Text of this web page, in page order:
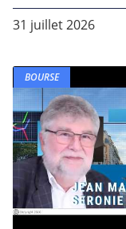
31 juillet 2026
BOURSE